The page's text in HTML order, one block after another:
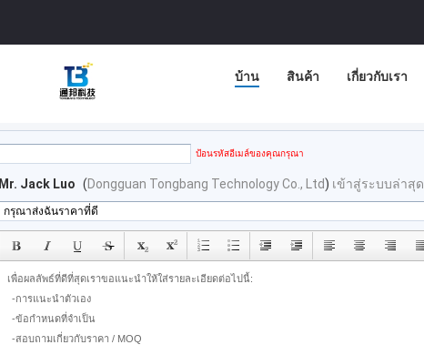
บ้าน สินค้า เกี่ยวกับเรา
ป้อนรหัสอีเมล์ของคุณกรุณา
Mr. Jack Luo (Dongguan Tongbang Technology Co., Ltd) เข้าสู่ระบบล่าสุ